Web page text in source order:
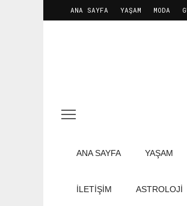
ANA SAYFA YAŞAM MODA
ANA SAYFA YAŞAM
İLETIŞIM ASTROLOJİ